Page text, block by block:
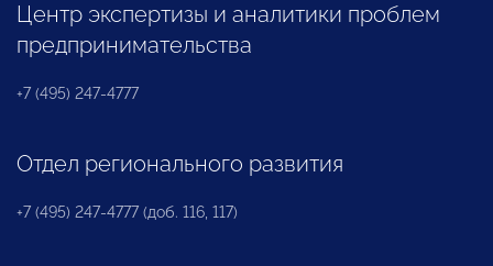
Центр экспертизы и аналитики проблем
предпринимательства
+7 (495) 247-4777
Отдел регионального развития
+7 (495) 247-4777 (доб. 116, 117)